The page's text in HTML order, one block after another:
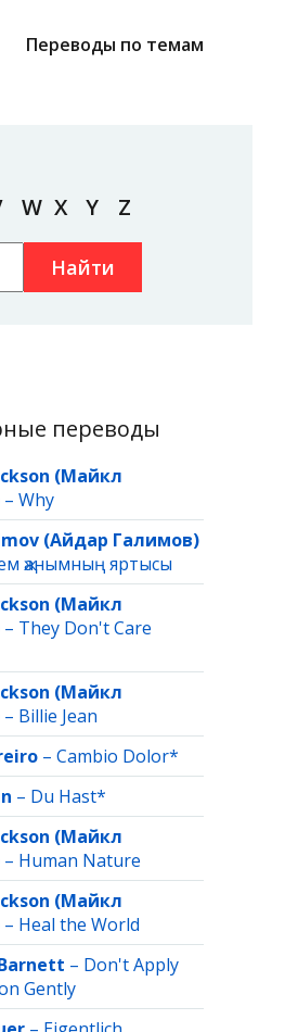
Переводы по темам
W X Y Z
Найти
переводы
(Майкл
– Why
(Айдар Галимов)
җанымның яртысы
(Майкл
– They Don't Care
(Майкл
– Billie Jean
– Cambio Dolor*
– Du Hast*
(Майкл
– Human Nature
(Майкл
– Heal the World
– Don't Apply
Gently